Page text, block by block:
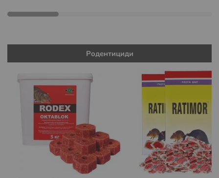
Родентициди